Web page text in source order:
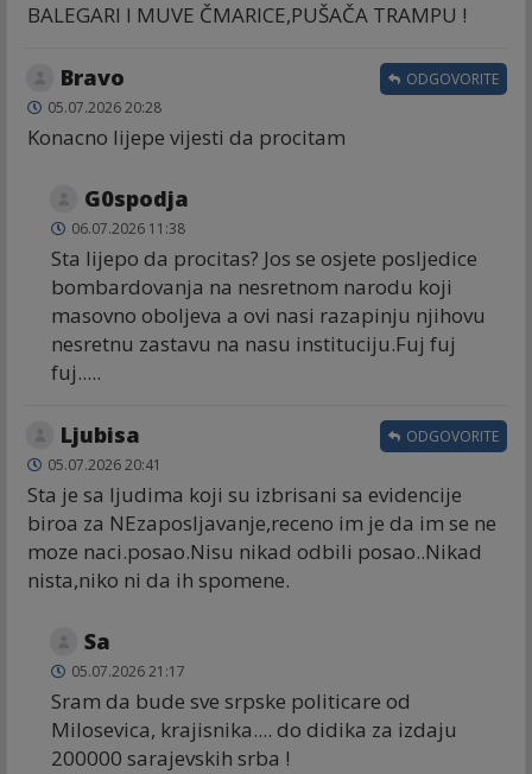
BALEGARI I MUVE ČMARICE,PUŠAČA TRAMPU !
Bravo
05.07.2026 20:28
Konacno lijepe vijesti da procitam
ODGOVORITE
G0spodja
06.07.2026 11:38
Sta lijepo da procitas? Jos se osjete posljedice
bombardovanja na nesretnom narodu koji
masovno oboljeva a ovi nasi razapinju njihovu
nesretnu zastavu na nasu instituciju.Fuj fuj
fuj.....
Ljubisa
05.07.2026 20:41
Sta je sa ljudima koji su izbrisani sa evidencije
biroa za NEzaposljavanje,receno im je da im se ne
moze naci.posao.Nisu nikad odbili posao..Nikad
nista,niko ni da ih spomene.
ODGOVORITE
Sa
05.07.2026 21:17
Sram da bude sve srpske politicare od
Milosevica, krajisnika.... do didika za izdaju
200000 sarajevskih srba !